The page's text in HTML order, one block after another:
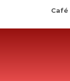
Café